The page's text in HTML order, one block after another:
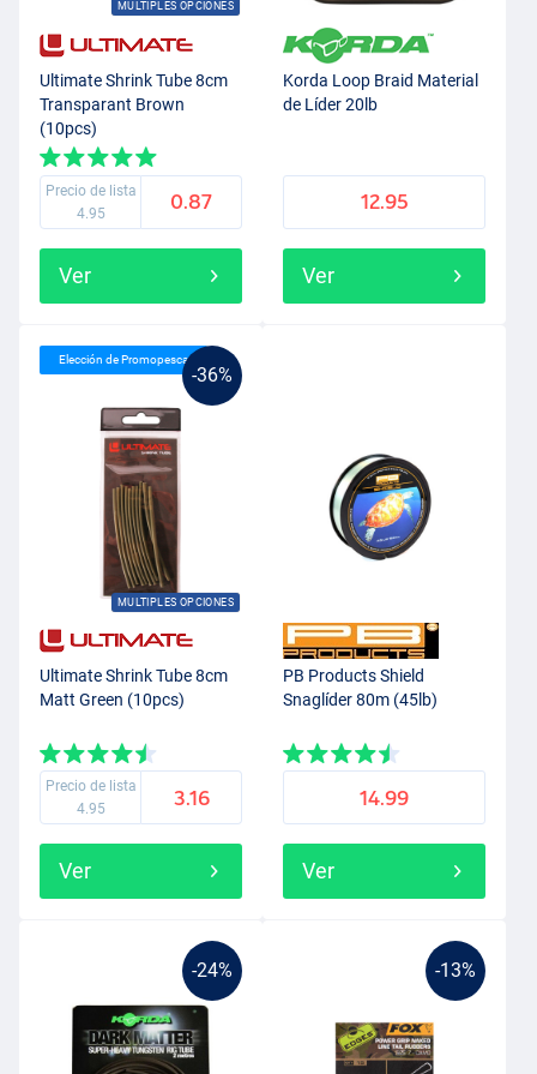
MULTIPLES OPCIONES
Ultimate Shrink Tube 8cm
Transparant Brown
(10pcs)
Precio de lista
4.95
0.87
Ver
Korda Loop Braid Material
de Líder 20lb
12.95
Ver
-36%
MULTIPLES OPCIONES
Elección de Promopesca
Ultimate Shrink Tube 8cm
Matt Green (10pcs)
Precio de lista
4.95
3.16
Ver
PB Products Shield
Snaglíder 80m (45lb)
14.99
Ver
-24% -13%